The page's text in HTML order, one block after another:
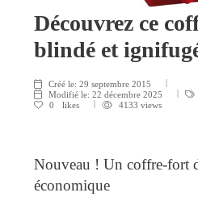
Découvrez ce
blindé et
Créé le: 29 septembre 2015
Modifié le: 22 décembre 2025
0
likes 4133 views
Nouveau ! Un coffre-fort
économique